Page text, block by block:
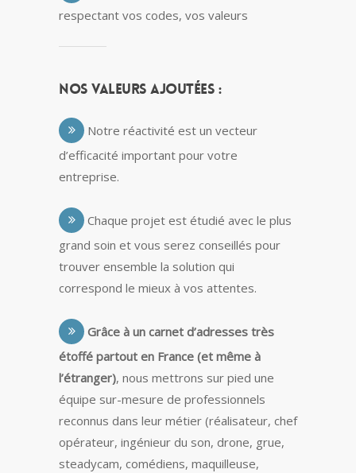
respectant vos codes, vos valeurs
Nos valeurs ajoutées :
Notre réactivité est un vecteur
d’efficacité important pour votre
entreprise.
Chaque projet est étudié avec le plus
grand soin et vous serez conseillés pour
trouver ensemble la solution qui
correspond le mieux à vos attentes.
Grâce à un carnet d’adresses très
étoffé partout en France (et même à
l’étranger), nous mettrons sur pied une
équipe sur-mesure de professionnels
reconnus dans leur métier (réalisateur, chef
opérateur, ingénieur du son, drone, grue,
steadycam, comédiens, maquilleuse,